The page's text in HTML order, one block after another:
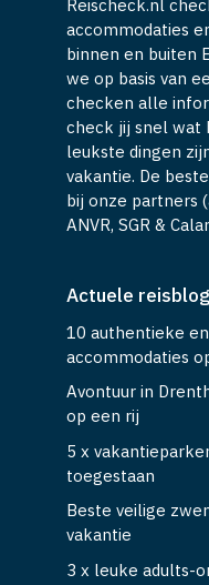
Reischeck.nl
accommodaties
binnen en buiten
we op basis van
checken alle
check jij snel wat
leukste dingen
vakantie. De
bij onze partners
ANVR, SGR &
Actuele
10 authentieke
accommodaties
Avontuur in
op een rij
5 x
toegestaan
Beste veilige
vakantie
3 x leuke adults-